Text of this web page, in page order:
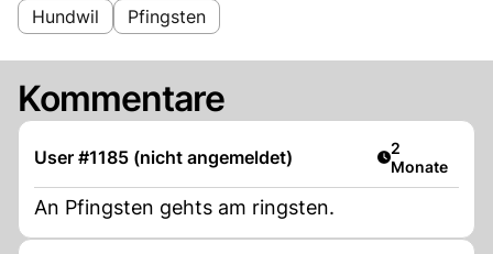
Hundwil Pfingsten
Kommentare
User #1185 (nicht angemeldet) Artikel
2
Monate
An Pfingsten gehts am ringsten.